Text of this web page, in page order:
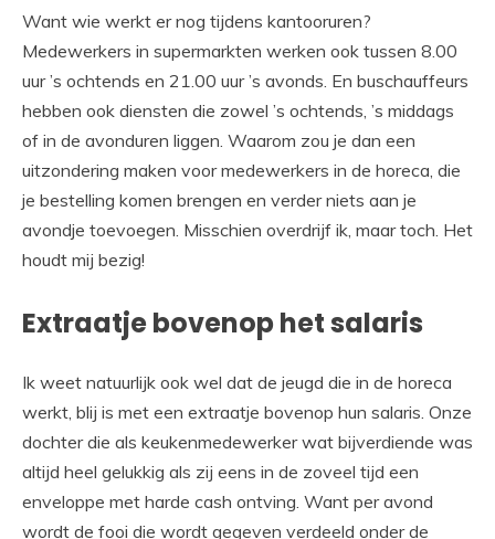
Want wie werkt er nog tijdens kantooruren?
Medewerkers in supermarkten werken ook tussen 8.00
uur ’s ochtends en 21.00 uur ’s avonds. En buschauffeurs
hebben ook diensten die zowel ’s ochtends, ’s middags
of in de avonduren liggen. Waarom zou je dan een
uitzondering maken voor medewerkers in de horeca, die
je bestelling komen brengen en verder niets aan je
avondje toevoegen. Misschien overdrijf ik, maar toch. Het
houdt mij bezig!
Extraatje bovenop het salaris
Ik weet natuurlijk ook wel dat de jeugd die in de horeca
werkt, blij is met een extraatje bovenop hun salaris. Onze
dochter die als keukenmedewerker wat bijverdiende was
altijd heel gelukkig als zij eens in de zoveel tijd een
enveloppe met harde cash ontving. Want per avond
wordt de fooi die wordt gegeven verdeeld onder de